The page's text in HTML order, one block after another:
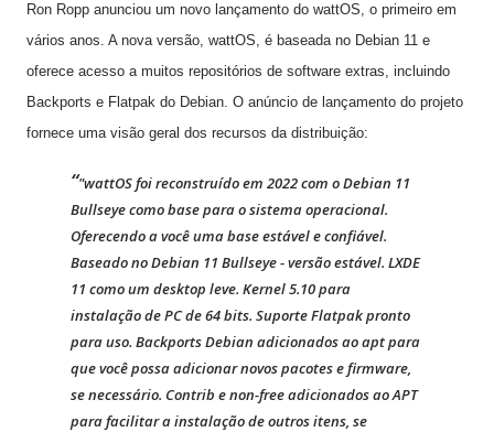
Ron Ropp anunciou um novo lançamento do wattOS, o primeiro em
vários anos. A nova versão, wattOS, é baseada no Debian 11 e
oferece acesso a muitos repositórios de software extras, incluindo
Backports e Flatpak do Debian. O anúncio de lançamento do projeto
fornece uma visão geral dos recursos da distribuição:
"wattOS foi reconstruído em 2022 com o Debian 11
Bullseye como base para o sistema operacional.
Oferecendo a você uma base estável e confiável.
Baseado no Debian 11 Bullseye - versão estável. LXDE
11 como um desktop leve. Kernel 5.10 para
instalação de PC de 64 bits. Suporte Flatpak pronto
para uso. Backports Debian adicionados ao apt para
que você possa adicionar novos pacotes e firmware,
se necessário. Contrib e non-free adicionados ao APT
para facilitar a instalação de outros itens, se